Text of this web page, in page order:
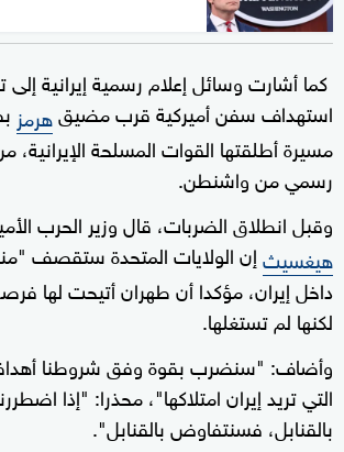
كما أشارت وسائل إعلام رسمية إيرانية إلى
استهداف سفن أميركية قرب مضيقهرمز
مسيرة أطلقتها القوات المسلحة الإيرانية،
رسمي من واشنطن.
وقبل انطلاق الضربات، قال وزير الحرب
هيغسيثإن الولايات المتحدة ستقصف
داخل إيران، مؤكدا أن طهران أتيحت لها
لكنها لم تستغلها.
وأضاف: "سنضرب بقوة وفق شروطنا
التي تريد إيران امتلاكها"، محذرا: "إذا
بالقنابل، فسنتفاوض بالقنابل".